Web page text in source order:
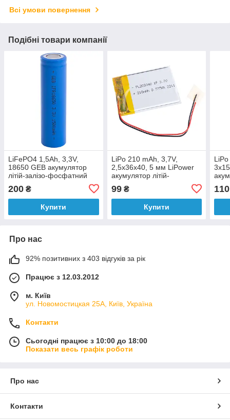
Всі умови повернення
Подібні товари компанії
LiFePO4 1,5Ah, 3,3V,
18650 GEB акумулятор
літій-залізо-фосфатний
200 ₴
Купити
LiPo 210 mAh, 3,7V,
2,5x36x40, 5 мм LiPower
акумулятор літій-
99₴
Купити
110
Про нас
92% позитивних з 403 відгуків за рік
Працює з 12.03.2012
м. Київ
ул. Новомостицкая 25А, Київ, Україна
Контакти
Сьогодні працює з 10:00 до 18:00
Показати весь графік роботи
Про нас
Контакти